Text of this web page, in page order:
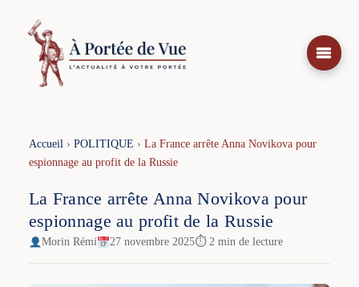
contenu
Accueil› POLITIQUE › La France arrête Anna Novikova pour
espionnage au profit de la Russie
La France arrête Anna Novikova pour
espionnage au profit de la Russie
Morin Rémi 27 novembre 2025⏱ 2 min de lecture